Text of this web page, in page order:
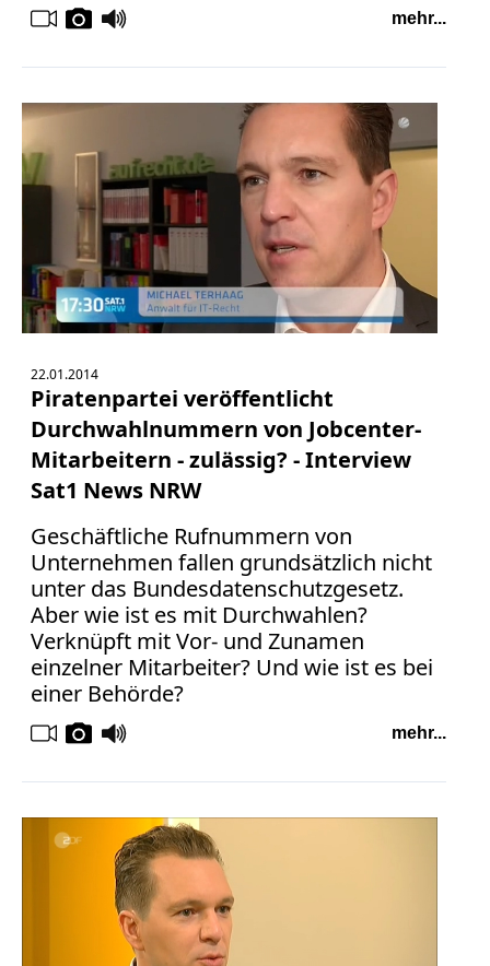
mehr...
22.01.2014
Piratenpartei veröffentlicht
Durchwahlnummern von Jobcenter-
Mitarbeitern - zulässig? - Interview
Sat1 News NRW
Geschäftliche Rufnummern von
Unternehmen fallen grundsätzlich nicht
unter das Bundesdatenschutzgesetz.
Aber wie ist es mit Durchwahlen?
Verknüpft mit Vor- und Zunamen
einzelner Mitarbeiter? Und wie ist es bei
einer Behörde?
mehr...